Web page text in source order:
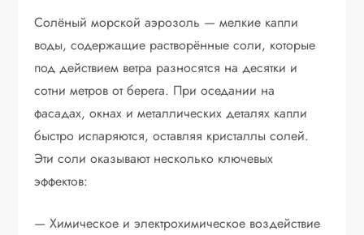
Солёный морской аэрозоль — мелкие капли
воды, содержащие растворённые соли, которые
под действием ветра разносятся на десятки и
сотни метров от берега. При оседании на
фасадах, окнах и металлических деталях капли
быстро испаряются, оставляя кристаллы солей.
Эти соли оказывают несколько ключевых
эффектов:
— Химическое и электрохимическое воздействие